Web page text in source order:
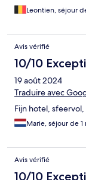
Leontien, séjour
Avis vérifié
10/10
19 août 2024
Traduire avec
Fijn hotel,
Marie, séjour de 1
Avis vérifié
10/10